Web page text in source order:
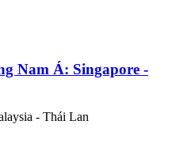
Nam Á: Singapore -
- Thái Lan